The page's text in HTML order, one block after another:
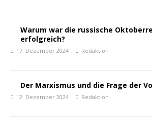
Warum war die russische
erfolgreich?
17. Dezember 2024 Redaktion
Der Marxismus und die Frage der
12. Dezember 2024 Redaktion